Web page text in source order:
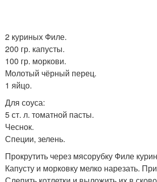
2 куриных Филе.
200 гр. капусты.
100 гр. моркови.
Молотый чёрный перец.
1 яйцо.
Для соуса:
5 ст. л. томатной пасты.
Чеснок.
Специи, зелень.
Прокрутить через мясорубку Филе
Капусту и морковку мелко нарезать.